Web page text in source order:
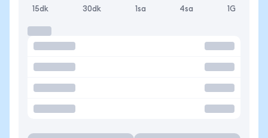
15dk 30dk 1sa 4sa 1G